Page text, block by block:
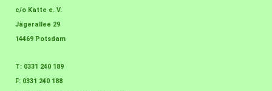
c/o Katte e. V.
Jägerallee 29
14469 Potsdam
T: 0331 240 189
F: 0331 240 188